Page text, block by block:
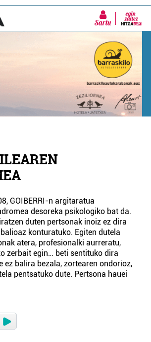
Sartu
GOIBERRI-n argitaratua
desoreka psikologiko bat da.
duten pertsonak inoiz ez dira
konturatuko. Egiten dutela
atera, profesionalki aurreratu,
zerbait egin… beti sentituko dira
ez balira bezala, zortearen ondorioz,
pentsatuko dute. Pertsona hauei